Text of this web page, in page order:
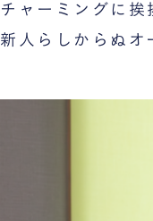
チャーミングに挨
新人らしからぬオ